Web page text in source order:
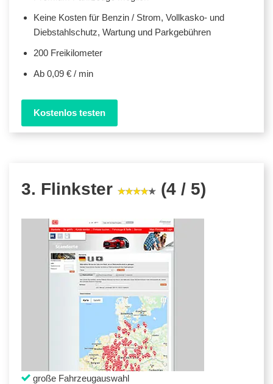
Keine Kosten für Benzin / Strom, Vollkasko- und
Diebstahlschutz, Wartung und Parkgebühren
200 Freikilometer
Ab 0,09 € / min
Kostenlos testen
3. Flinkster (4 / 5)
große Fahrzeugauswahl